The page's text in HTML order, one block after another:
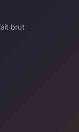
brut